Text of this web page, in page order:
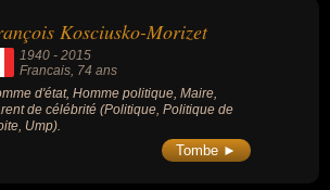
Kosciusko-Morizet
1940 - 2015
Francais, 74 ans
d'état, Homme politique, Maire,
de célébrité (Politique, Politique de
Ump).
Tombe ►